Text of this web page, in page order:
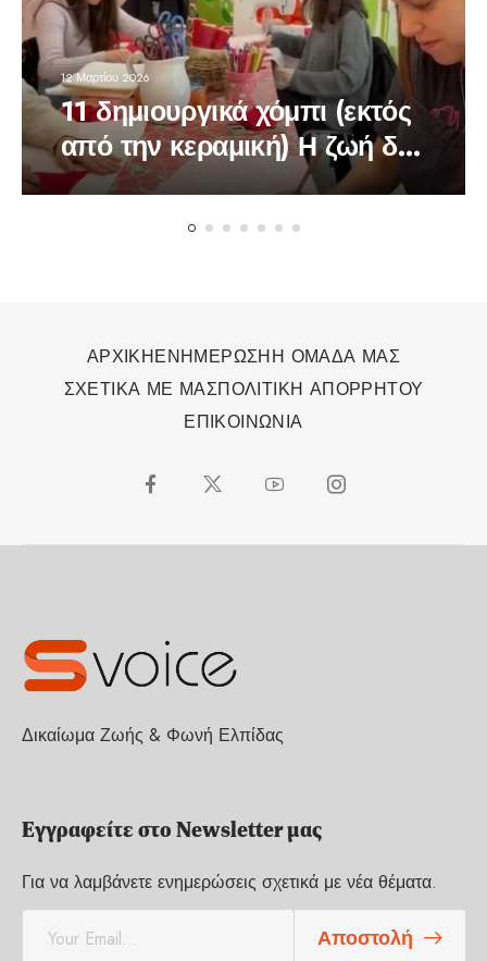
12 Μαρτίου 2026
11 δημιουργικά χόμπι (εκτός
από την κεραμική) Η ζωή δεν
είναι μόνο social media
ΑΡΧΙΚΗΕΝΗΜΕΡΩΣΗΗ ΟΜΑΔΑ ΜΑΣ
ΣΧΕΤΙΚΑ ΜΕ ΜΑΣΠΟΛΙΤΙΚΗ ΑΠΟΡΡΗΤΟΥ
ΕΠΙΚΟΙΝΩΝΙΑ
Δικαίωμα Ζωής & Φωνή Ελπίδας
Εγγραφείτε στο Newsletter μας
Για να λαμβάνετε ενημερώσεις σχετικά με νέα θέματα.
Αποστολή